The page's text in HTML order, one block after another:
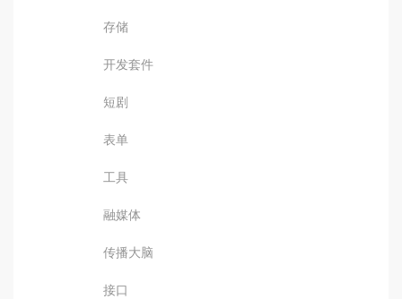
存储
开发套件
短剧
表单
工具
融媒体
传播大脑
接口